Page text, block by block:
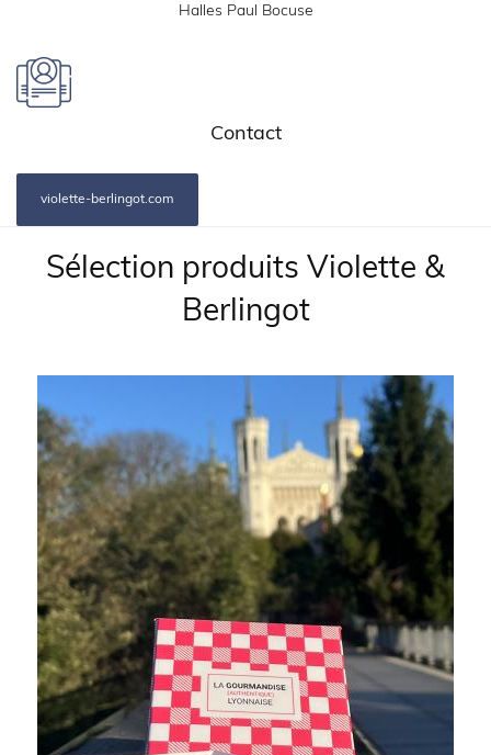
Halles Paul Bocuse
Contact
violette-berlingot.com
Titre:
Sélection produits Violette &
Berlingot